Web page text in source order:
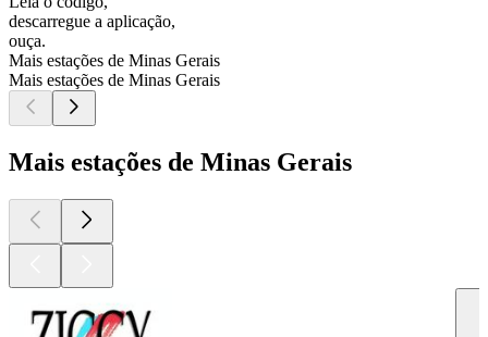
descarregue a aplicação,
ouça.
Mais estações de Minas Gerais
Mais estações de Minas Gerais
Mais estações de Minas Gerais